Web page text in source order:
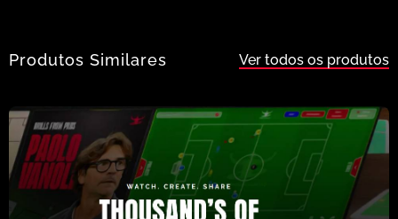
Produtos Similares Ver todos os produtos